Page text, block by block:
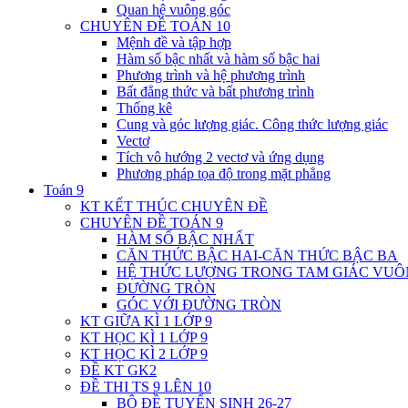
Quan hệ vuông góc
CHUYÊN ĐỀ TOÁN 10
Mệnh đề và tập hợp
Hàm số bậc nhất và hàm số bậc hai
Phương trình và hệ phương trình
Bất đẳng thức và bất phương trình
Thống kê
Cung và góc lượng giác. Công thức lượng giác
Vectơ
Tích vô hướng 2 vectơ và ứng dụng
Phương pháp tọa độ trong mặt phẳng
Toán 9
KT KẾT THÚC CHUYÊN ĐỀ
CHUYÊN ĐỀ TOÁN 9
HÀM SỐ BẬC NHẤT
CĂN THỨC BẬC HAI-CĂN THỨC BẬC BA
HỆ THỨC LƯỢNG TRONG TAM GIÁC
ĐƯỜNG TRÒN
GÓC VỚI ĐƯỜNG TRÒN
KT GIỮA KÌ 1 LỚP 9
KT HỌC KÌ 1 LỚP 9
KT HỌC KÌ 2 LỚP 9
ĐỀ KT GK2
ĐỀ THI TS 9 LÊN 10
BỘ ĐỀ TUYỂN SINH 26-27